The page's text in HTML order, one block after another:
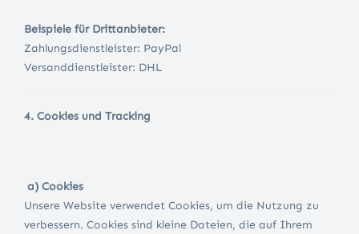
Beispiele für Drittanbieter:
Zahlungsdienstleister: PayPal
Versanddienstleister: DHL
4. Cookies und Tracking
a) Cookies
Unsere Website verwendet Cookies, um die Nutzung zu
verbessern. Cookies sind kleine Dateien, die auf Ihrem